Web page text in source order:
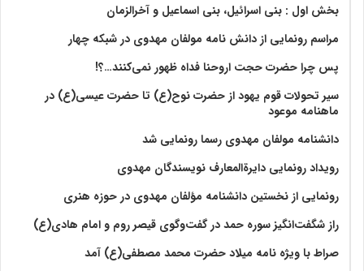
بخش اول : بنی اسرائیل، بنی اسماعیل و آخرالزمان
مراسم رونمایی از دانش نامه مولفان مهدوی در شبکه چهار
پس چرا حضرت حجت اروحنا فداه ظهور نمی‌کنند…؟!
سیر تحولات قوم یهود از حضرت نوح(ع) تا حضرت عیسی(ع) در
ماهنامه موعود
دانشنامه مولفان مهدوی رسما رونمایی شد
رویداد رونمایی دایرةالمعارف نویسندگان مهدوی
رونمایی از نخستین دانشنامه مؤلفان مهدوی در حوزه هنری
راز شگفت‌انگیز سوره حمد در گفت‌وگوی قیصر روم و امام هادی(ع)
صراط با ویژه نامه میلاد حضرت محمد مصطفی(ع) آمد